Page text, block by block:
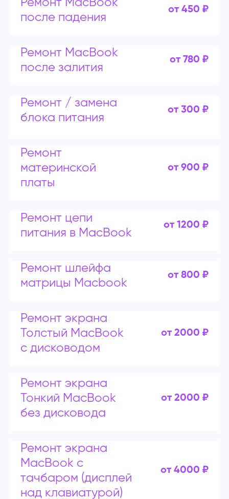
после падения
от 450 ₽
Ремонт MacBook
после залития
от 780 ₽
Ремонт / замена
блока питания
от 300 ₽
Ремонт
материнской
платы
от 900 ₽
Ремонт цепи
питания в MacBook
от 1200 ₽
Ремонт шлейфа
матрицы Macbook
от 800 ₽
Ремонт экрана
Толстый MacBook
с дисководом
от 2000 ₽
Ремонт экрана
Тонкий MacBook
без дисковода
от 2000 ₽
Ремонт экрана
MacBook с
тачбаром (дисплей
над клавиатурой)
от 4000 ₽